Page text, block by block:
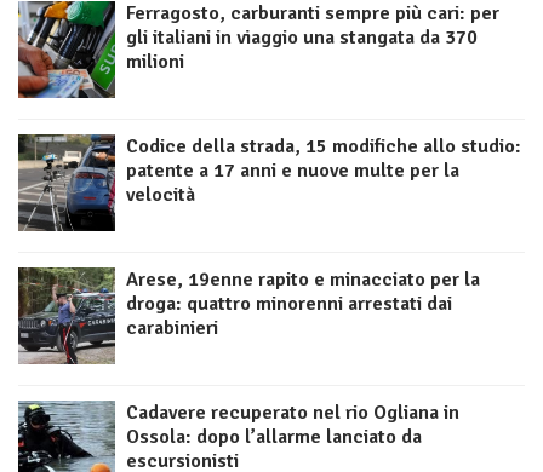
Ferragosto, carburanti sempre più cari: per
gli italiani in viaggio una stangata da 370
milioni
Codice della strada, 15 modifiche allo studio:
patente a 17 anni e nuove multe per la
velocità
Arese, 19enne rapito e minacciato per la
droga: quattro minorenni arrestati dai
carabinieri
Cadavere recuperato nel rio Ogliana in
Ossola: dopo l’allarme lanciato da
escursionisti